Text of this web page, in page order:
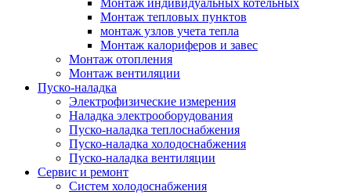
Монтаж индивидуальных котельных
Монтаж тепловых пунктов
монтаж узлов учета тепла
Монтаж калориферов и завес
Монтаж отопления
Монтаж вентиляции
Пуско-наладка
Электрофизические измерения
Наладка электрооборудования
Пуско-наладка теплоснабжения
Пуско-наладка холодоснабжения
Пуско-наладка вентиляции
Сервис и ремонт
Систем холодоснабжения